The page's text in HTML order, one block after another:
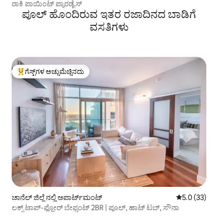
ರಾಕಿ ಪಾಯಿಂಟ್ ಪ್ಯಾರಡೈಸ್
ಪೂಲ್‌ ಹೊಂದಿರುವ ಇತರ ರಜಾದಿನದ ಬಾಡಿಗೆ
ವಸತಿಗಳು
ಗೆಸ್ಟ್‌ಗಳಿಗೆ ಅತಿ ಹೆಚ್ಚು ಅಚ್ಚುಮೆಚ್ಚಿನದು
ಗೆಸ್ಟ್‌ಗಳ ಅಚ್ಚುಮೆಚ್ಚಿನದು
ಚಾನೆಲ್ ಜಿಲ್ಲೆ ನಲ್ಲಿ ಅಪಾರ್ಟ್‌ಮಂಟ್ 5 ರಲ್ಲಿ 5.0
5.0 (33)
ಲಕ್ಸ್ ಟಾಪ್-ಫ್ಲೋರ್ ಬೇಫ್ರಂಟ್ 2BR | ಪೂಲ್, ಹಾಟ್ ಟಬ್, ಸೌನಾ